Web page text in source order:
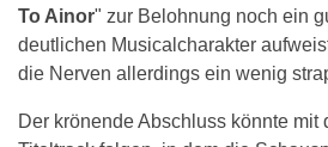
To Ainor" zur Belohnung noch ein
deutlichen Musicalcharakter
die Nerven allerdings ein wenig
Der krönende Abschluss könnte mit